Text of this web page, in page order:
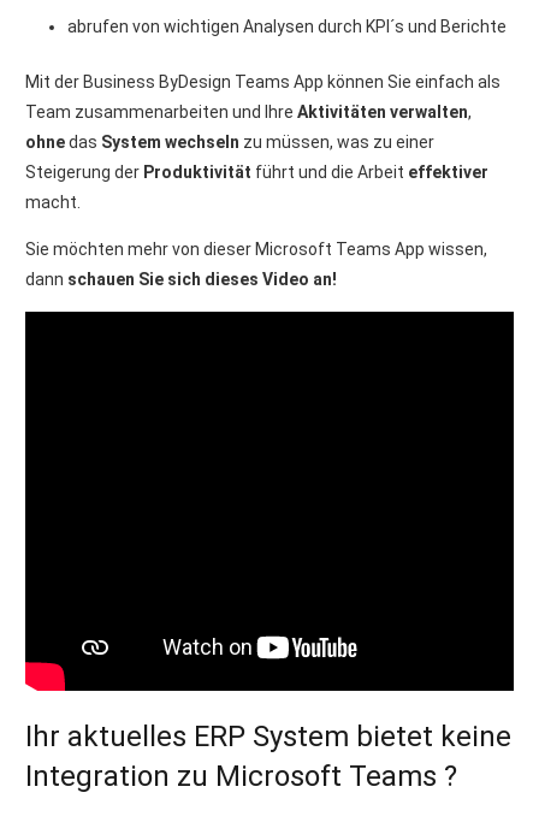
abrufen von wichtigen Analysen durch KPI´s und Berichte
Mit der Business ByDesign Teams App können Sie einfach als
Team zusammenarbeiten und Ihre Aktivitäten verwalten,
ohnedas System wechseln zu müssen, was zu einer
Steigerung der Produktivität führt und die Arbeit effektiver
macht.
Sie möchten mehr von dieser Microsoft Teams App wissen,
dann schauen Sie sich dieses Video an!
Ihr aktuelles ERP System bietet keine
Integration zu Microsoft Teams ?